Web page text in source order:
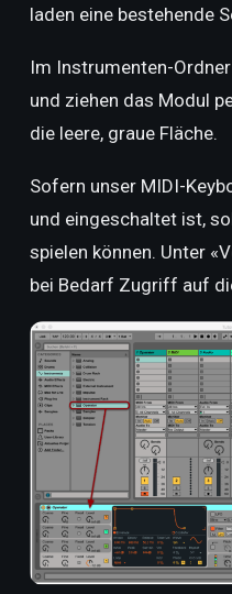
laden eine bestehende
Im Instrumenten-
und ziehen das Modul
die leere, graue Fläche.
Sofern unser MIDI-
und eingeschaltet ist,
spielen können. Unter
bei Bedarf Zugriff auf